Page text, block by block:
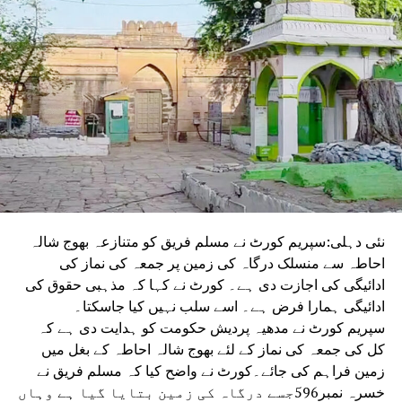
نئی دہلی:سپریم کورٹ نے مسلم فریق کو متنازعہ بھوج شالہ
احاطہ سے منسلک درگاہ کی زمین پر جمعہ کی نماز کی
ادائیگی کی اجازت دی ہے۔ کورٹ نے کہا کہ مذہبی حقوق کی
ادائیگی ہمارا فرض ہے۔ اسے سلب نہیں کیا جاسکتا۔
سپریم کورٹ نے مدھیہ پردیش حکومت کو ہدایت دی ہے کہ
کل کی جمعہ کی نماز کے لئے بھوج شالہ احاطہ کے بغل میں
زمین فراہم کی جائے۔کورٹ نے واضح کیا کہ مسلم فریق نے
خسرہ نمبر596جسے درگاہ کی زمین بتایا گیا ہے وہاں